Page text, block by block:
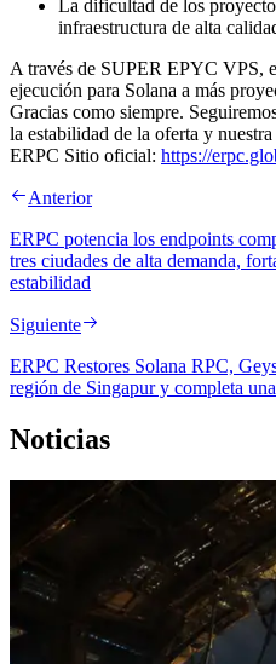
La dificultad de los
infraestructura de alta
A través de SUPER EPYC VPS,
ejecución para Solana a más
Gracias como siempre.
la estabilidad de la oferta y
ERPC Sitio oficial: https://
Anterior
ERPC potencia los endpoints
tres ciudades de alta demanda,
estabilidad
Siguiente
ERPC Restores Solana RPC,
región de Singapur y completa
Noticias